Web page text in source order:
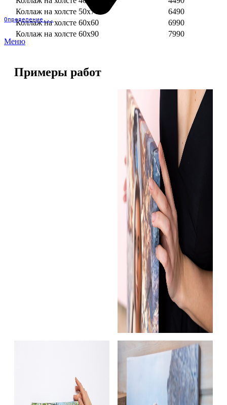
Определение...
Меню
Коллаж на холсте 50х70
6490
Коллаж на холсте 60х60
6990
Коллаж на холсте 60х90
7990
Примеры работ